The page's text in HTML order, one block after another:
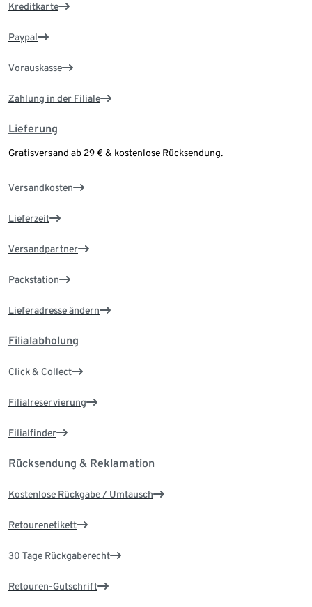
Kreditkarte
Paypal
Vorauskasse
Zahlung in der Filiale
Lieferung
Gratisversand ab 29 € & kostenlose Rücksendung.
Versandkosten
Lieferzeit
Versandpartner
Packstation
Lieferadresse ändern
Filialabholung
Click & Collect
Filialreservierung
Filialfinder
Rücksendung & Reklamation
Kostenlose Rückgabe / Umtausch
Retourenetikett
30 Tage Rückgaberecht
Retouren-Gutschrift